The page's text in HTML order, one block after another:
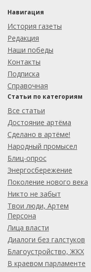
Навигация
История газеты
Редакция
Наши победы
Контакты
Подписка
Справочная
Статьи по категориям
Все статьи
Достояние артёма
Сделано в артёме!
Народный промысел
Блиц-опрос
Энергосбережение
Поколение нового века
Никто не забыт
Твои люди, Артем
Персона
Лица власти
Диалоги без галстуков
Благоустройство, ЖКХ
В краевом парламенте